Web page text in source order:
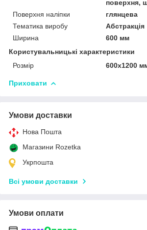
поверхня,
Поверхня наліпки
глянцева
Тематика виробу
Абстракція
Ширина
600 мм
Користувальницькі характеристики
Розмір
600х1200
Приховати
Умови доставки
Нова Пошта
Магазини Rozetka
Укрпошта
Всі умови доставки
Умови оплати